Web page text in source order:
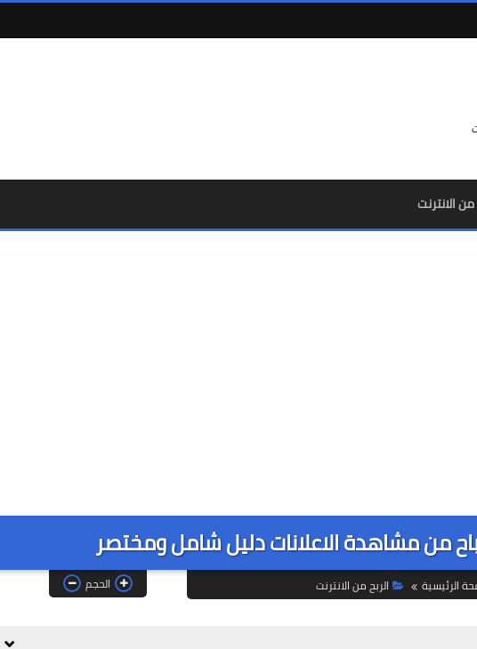
من الانترنت
من مشاهدة الاعلانات دليل شامل ومختصر
الرئيسية الربح من الانترنت الحجم